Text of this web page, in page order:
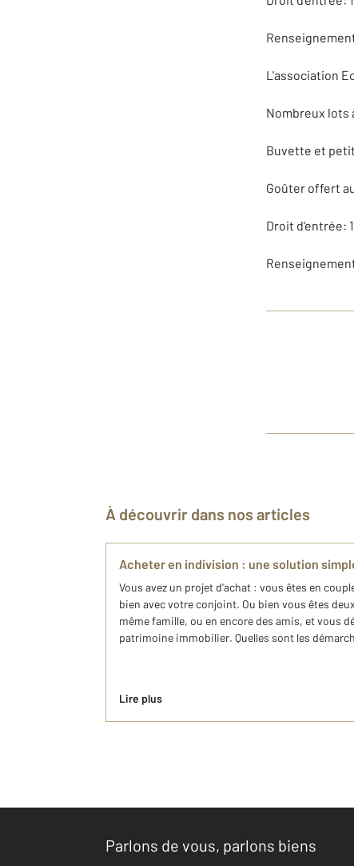
L'association
Nombreux lots
Buvette et
Goûter offert
Droit d'entrée:
À découvrir dans nos articles
Acheter en indivision : une solution
Vous avez un projet d'achat : vous êtes en
bien avec votre conjoint. Ou bien vous êtes
même famille, ou en encore des amis, et vous
patrimoine immobilier. Quelles sont les
Lire plus
Parlons de vous, parlons biens